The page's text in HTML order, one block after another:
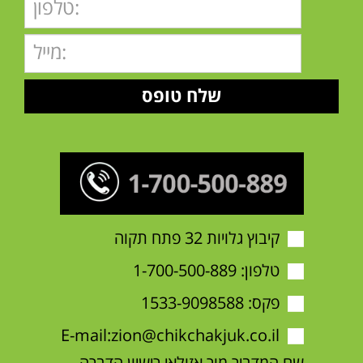
קיבוץ גלויות 32 פתח תקוה
טלפון:1-700-500-889
פקס: 1533-9098588
E-mail:zion@chikchakjuk.co.il